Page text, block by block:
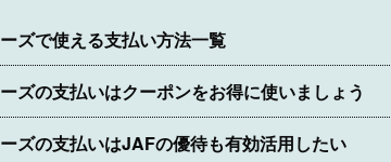
ズで使える支払い方法一覧
ズの支払いはクーポンをお得に使いましょう
ズの支払いはJAFの優待も有効活用したい